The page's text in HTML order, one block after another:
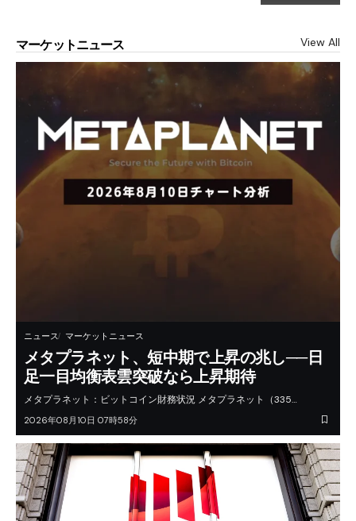
マーケットニュース View All
ニュース マーケットニュース
メタプラネット、短中期で上昇の兆し──日
足一目均衡表雲突破なら上昇期待
メタプラネット：ビットコイン財務状況 メタプラネット（335…
2026年08月10日 07時58分